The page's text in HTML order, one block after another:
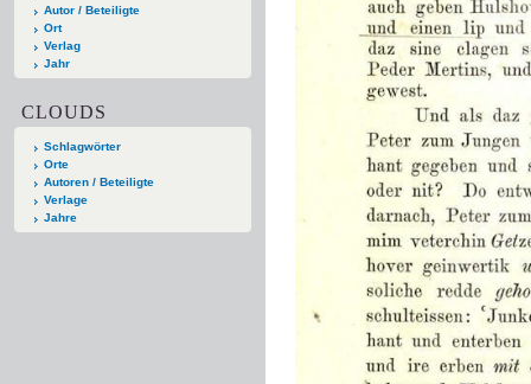
Autor / Beteiligte
Ort
Verlag
Jahr
CLOUDS
Schlagwörter
Orte
Autoren / Beteiligte
Verlage
Jahre